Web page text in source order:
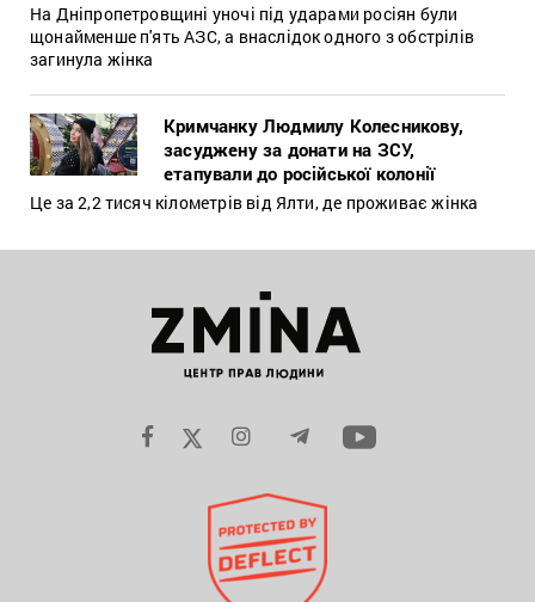
На Дніпропетровщині уночі під ударами росіян були
щонайменше п'ять АЗС, а внаслідок одного з обстрілів
загинула жінка
Кримчанку Людмилу Колесникову,
засуджену за донати на ЗСУ,
етапували до російської колонії
Це за 2,2 тисяч кілометрів від Ялти, де проживає жінка